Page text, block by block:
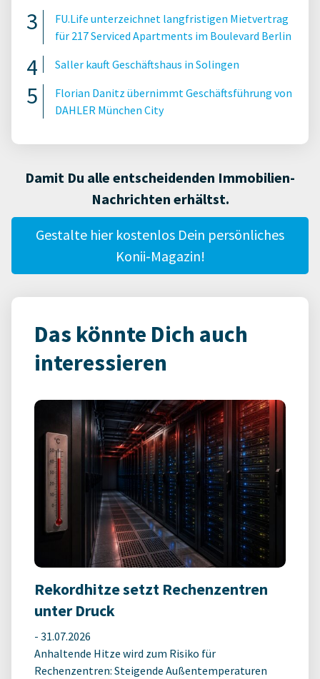
FU.Life unterzeichnet langfristigen Mietvertrag
für 217 Serviced Apartments im Boulevard Berlin
Saller kauft Geschäftshaus in Solingen
Florian Danitz übernimmt Geschäftsführung von
DAHLER München City
Damit Du alle entscheidenden Immobilien-
Nachrichten erhältst.
Gestalte hier kostenlos Dein persönliches
Konii-Magazin!
Das könnte Dich auch
interessieren
Rekordhitze setzt Rechenzentren
unter Druck
- 31.07.2026
Anhaltende Hitze wird zum Risiko für
Rechenzentren: Steigende Außentemperaturen